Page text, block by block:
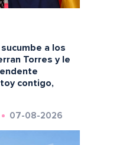
a los
Torres y le
contigo,
07-08-2026